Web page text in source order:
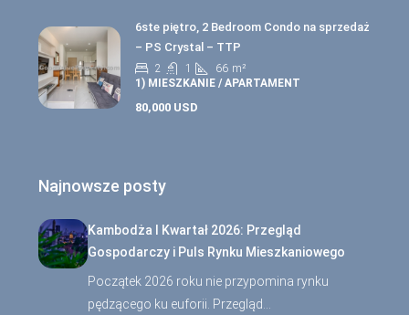
6ste piętro, 2 Bedroom Condo na sprzedaż
– PS Crystal – TTP
2 1 66 m²
1) MIESZKANIE / APARTAMENT
80,000 USD
Najnowsze posty
Kambodża I Kwartał 2026: Przegląd
Gospodarczy i Puls Rynku Mieszkaniowego
Początek 2026 roku nie przypomina rynku
pędzącego ku euforii. Przegląd…